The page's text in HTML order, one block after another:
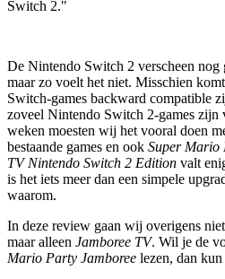
Switch 2."
De Nintendo Switch 2 verscheen nog
maar zo voelt het niet. Misschien
Switch-games backward compatible
zoveel Nintendo Switch 2-games zijn
weken moesten wij het vooral doen
bestaande games en ook Super Mario
TV Nintendo Switch 2 Edition valt
is het iets meer dan een simpele
waarom.
In deze review gaan wij overigens
maar alleen Jamboree TV. Wil je de
Mario Party Jamboree lezen, dan kun